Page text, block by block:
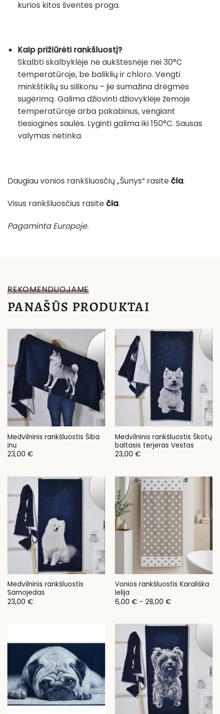
kurios kitos šventės proga.
Kaip prižiūrėti rankšluostį?
Skalbti skalbyklėje ne aukštesnėje nei 30°C
temperatūroje, be baliklių ir chloro. Vengti
minkštiklių su silikonu – jie sumažina drėgmės
sugėrimą. Galima džiovinti džiovyklėje žemoje
temperatūroje arba pakabinus, vengiant
tiesioginės saulės. Lyginti galima iki 150°C. Sausas
valymas netinka.
Daugiau vonios rankšluosčių „Šunys“ rasitečia.
Visus rankšluosčius rasitečia.
Pagaminta Europoje.
REKOMENDUOJAME
PANAŠŪS PRODUKTAI
Medvilninis rankšluostis Šiba
inu
23,00 €
Medvilninis rankšluostis Škotų
baltasis terjeras Vestas
23,00 €
Medvilninis rankšluostis
Samojedas
23,00 €
Vonios rankšluostis Karališka
lelija
6,00 € – 28,00 €Price
28,00 €